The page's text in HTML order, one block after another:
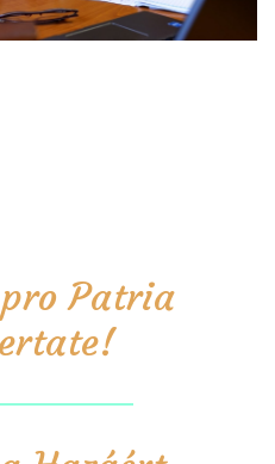
pro Patria